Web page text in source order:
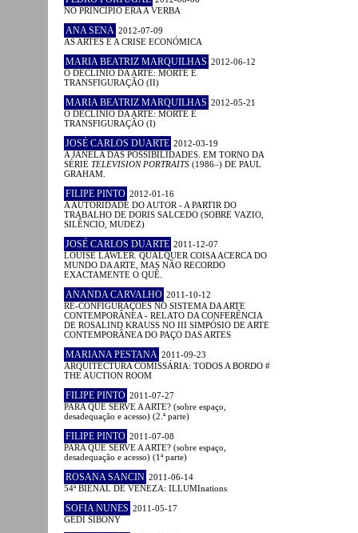
NO PRINCÍPIO ERA A VERBA
ANA SENA 2012-07-09
AS ARTES E A CRISE ECONÓMICA
MARIA BEATRIZ MARQUILHAS 2012-06-12
O DECLÍNIO DA ARTE: MORTE E
TRANSFIGURAÇÃO (II)
MARIA BEATRIZ MARQUILHAS 2012-05-21
O DECLÍNIO DA ARTE: MORTE E
TRANSFIGURAÇÃO (I)
JOSÉ CARLOS DUARTE 2012-03-19
A JANELA DAS POSSIBILIDADES. EM TORNO DA
SÉRIE TELEVISION PORTRAITS (1986–) DE PAUL
GRAHAM.
FILIPE PINTO 2012-01-16
A AUTORIDADE DO AUTOR - A PARTIR DO
TRABALHO DE DORIS SALCEDO (SOBRE VAZIO,
SILÊNCIO, MUDEZ)
JOSÉ CARLOS DUARTE 2011-12-07
LOUISE LAWLER. QUALQUER COISA ACERCA DO
MUNDO DA ARTE, MAS NÃO RECORDO
EXACTAMENTE O QUÊ.
ANANDA CARVALHO 2011-10-12
RE-CONFIGURAÇÕES NO SISTEMA DA ARTE
CONTEMPORÂNEA - RELATO DA CONFERÊNCIA
DE ROSALIND KRAUSS NO III SIMPÓSIO DE ARTE
CONTEMPORÂNEA DO PAÇO DAS ARTES
MARIANA PESTANA 2011-09-23
ARQUITECTURA COMISSÁRIA: TODOS A BORDO #
THE AUCTION ROOM
FILIPE PINTO 2011-07-27
PARA QUE SERVE A ARTE? (sobre espaço,
desadequação e acesso) (2.ª parte)
FILIPE PINTO 2011-07-08
PARA QUE SERVE A ARTE? (sobre espaço,
desadequação e acesso) (1ª parte)
ROSANA SANCIN 2011-06-14
54ª BIENAL DE VENEZA: ILLUMInations
SOFIA NUNES 2011-05-17
GEDI SIBONY